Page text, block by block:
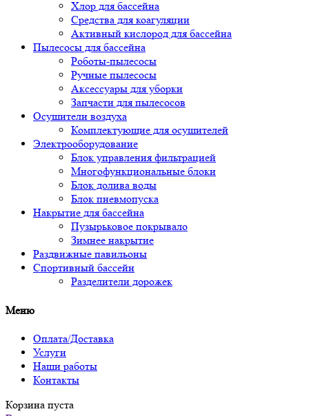
Хлор для бассейна
Средства для коагуляции
Активный кислород для бассейна
Пылесосы для бассейна
Роботы-пылесосы
Ручные пылесосы
Аксессуары для уборки
Запчасти для пылесосов
Осушители воздуха
Комплектующие для осушителей
Электрооборудование
Блок управления фильтрацией
Многофункциональные блоки
Блок долива воды
Блок пневмопуска
Накрытие для бассейна
Пузырьковое покрывало
Зимнее накрытие
Раздвижные павильоны
Спортивный бассейн
Разделители дорожек
Меню
Оплата/Доставка
Услуги
Наши работы
Контакты
Корзина пуста